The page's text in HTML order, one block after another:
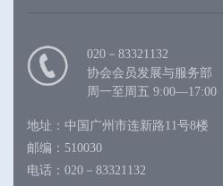
020－83321132
协会会员发展与服务部
周一至周五 9:00—17:00
地址：中国广州市连新路11号8楼
邮编：510030
电话：020－83321132